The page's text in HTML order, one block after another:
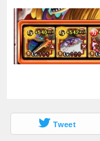
Tweet